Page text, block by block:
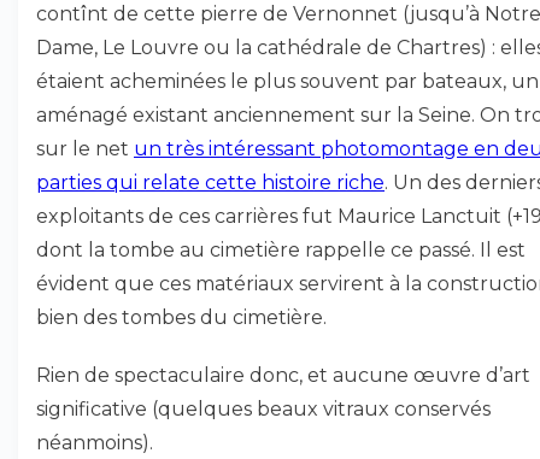
contînt de cette pierre de Vernonnet (jusqu’à
Dame, Le Louvre ou la cathédrale de Chartres) :
étaient acheminées le plus souvent par bateaux,
aménagé existant anciennement sur la Seine. On
sur le net un très intéressant photomontage en
parties qui relate cette histoire riche. Un des
exploitants de ces carrières fut Maurice Lanctuit
dont la tombe au cimetière rappelle ce passé. Il est
évident que ces matériaux servirent à la
bien des tombes du cimetière.
Rien de spectaculaire donc, et aucune œuvre d’art
significative (quelques beaux vitraux conservés
néanmoins).